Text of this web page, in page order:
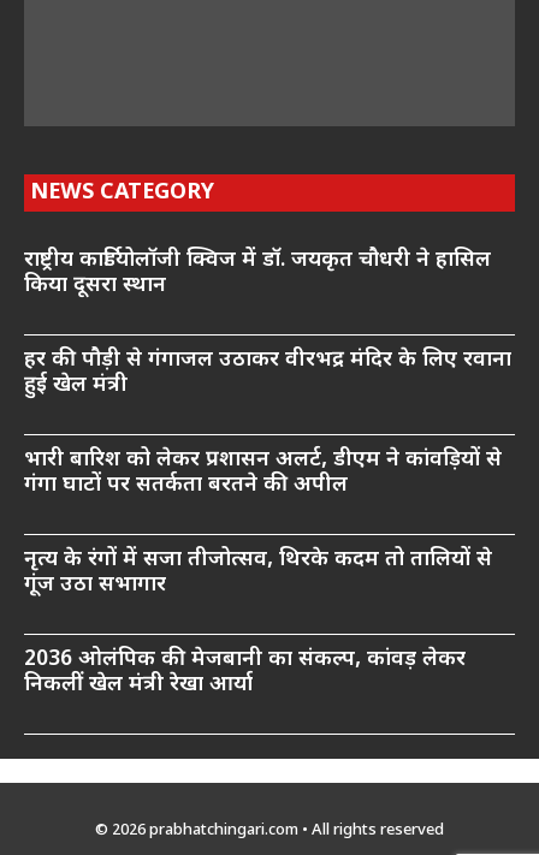
NEWS CATEGORY
राष्ट्रीय कार्डियोलॉजी क्विज में डॉ. जयकृत चौधरी ने हासिल
किया दूसरा स्थान
हर की पौड़ी से गंगाजल उठाकर वीरभद्र मंदिर के लिए रवाना
हुई खेल मंत्री
भारी बारिश को लेकर प्रशासन अलर्ट, डीएम ने कांवड़ियों से
गंगा घाटों पर सतर्कता बरतने की अपील
नृत्य के रंगों में सजा तीजोत्सव, थिरके कदम तो तालियों से
गूंज उठा सभागार
2036 ओलंपिक की मेजबानी का संकल्प, कांवड़ लेकर
निकलीं खेल मंत्री रेखा आर्या
© 2026 prabhatchingari.com • All rights reserved